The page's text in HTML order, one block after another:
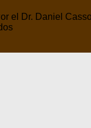
el Dr. Daniel